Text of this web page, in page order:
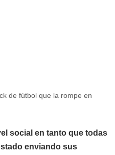
de fútbol que la rompe en
social en tanto que todas
enviando sus